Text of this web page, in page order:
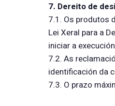
7. Dereito de
7.1. Os produtos
Lei Xeral para a
iniciar a
7.2. As
identificación da
7.3. O prazo